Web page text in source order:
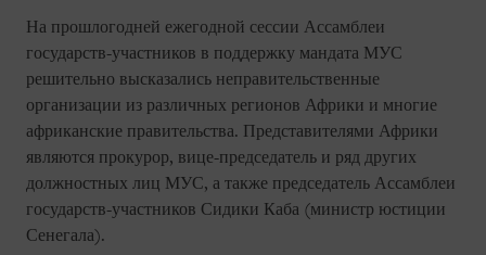
На прошлогодней ежегодной сессии Ассамблеи
государств-участников в поддержку мандата МУС
решительно высказались неправительственные
организации из различных регионов Африки и многие
африканские правительства. Представителями Африки
являются прокурор, вице-председатель и ряд других
должностных лиц МУС, а также председатель Ассамблеи
государств-участников Сидики Каба (министр юстиции
Сенегала).